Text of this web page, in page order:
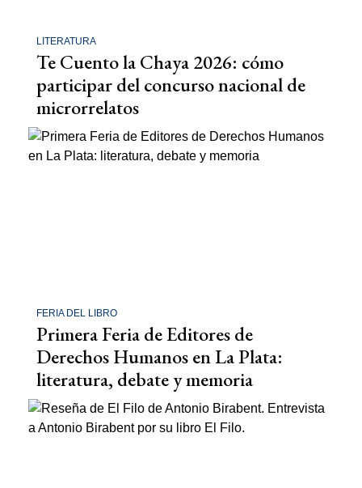
LITERATURA
Te Cuento la Chaya 2026: cómo
participar del concurso nacional de
microrrelatos
FERIA DEL LIBRO
Primera Feria de Editores de
Derechos Humanos en La Plata:
literatura, debate y memoria